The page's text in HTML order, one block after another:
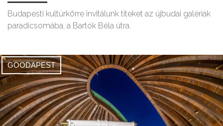
Budapesti kultúrkörre invitálunk titeket az újbudai galériák
paradicsomába, a Bartók Béla útra.
GOODAPEST